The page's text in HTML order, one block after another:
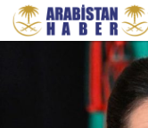
Varga istifa etti